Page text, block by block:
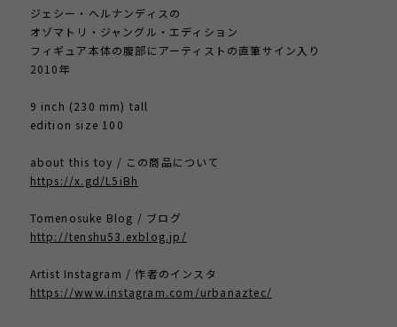
ジェシー・ヘルナンディスの
オゾマトリ・ジャングル・エディション
フィギュア本体の腹部にアーティストの直筆サイン入り
2010年
9 inch (230 mm) tall
edition size 100
about this toy / この商品について
https://x.gd/L5iBh
Tomenosuke Blog / ブログ
http://tenshu53.exblog.jp/
Artist Instagram / 作者のインスタ
https://www.instagram.com/urbanaztec/